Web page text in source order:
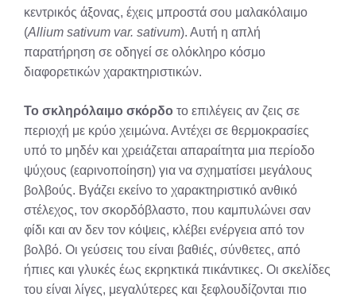
κεντρικός άξονας, έχεις μπροστά σου μαλακόλαιμο
(Allium sativum var. sativum). Αυτή η απλή
παρατήρηση σε οδηγεί σε ολόκληρο κόσμο
διαφορετικών χαρακτηριστικών.
Το σκληρόλαιμο σκόρδο το επιλέγεις αν ζεις σε
περιοχή με κρύο χειμώνα. Αντέχει σε θερμοκρασίες
υπό το μηδέν και χρειάζεται απαραίτητα μια περίοδο
ψύχους (εαρινοποίηση) για να σχηματίσει μεγάλους
βολβούς. Βγάζει εκείνο το χαρακτηριστικό ανθικό
στέλεχος, τον σκορδόβλαστο, που καμπυλώνει σαν
φίδι και αν δεν τον κόψεις, κλέβει ενέργεια από τον
βολβό. Οι γεύσεις του είναι βαθιές, σύνθετες, από
ήπιες και γλυκές έως εκρηκτικά πικάντικες. Οι σκελίδες
του είναι λίγες, μεγαλύτερες και ξεφλουδίζονται πιο